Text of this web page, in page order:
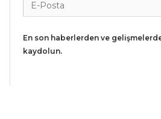
En son haberlerden ve
kaydolun.